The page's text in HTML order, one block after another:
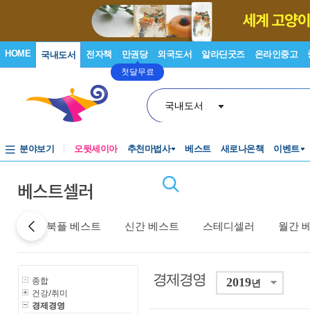
HOME 국내도서 전자책 만권당
첫달무료
외국도서 알라딘굿즈 온라인중고
국내도서
분야보기 오뒷세이아 추천마법사 베스트 새로나온책 이벤트
베스트셀러
북플 베스트 신간 베스트 스테디셀러 월간
종합
건강/취미
경제경영
경제경영 2019년